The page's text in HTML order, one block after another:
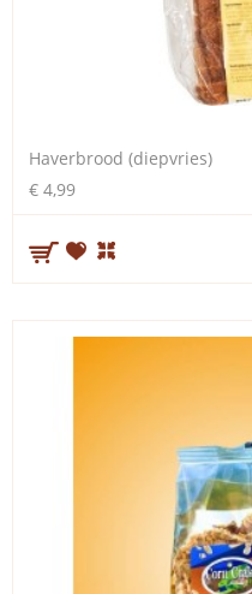
Haverbrood (diepvries)
€ 4,99